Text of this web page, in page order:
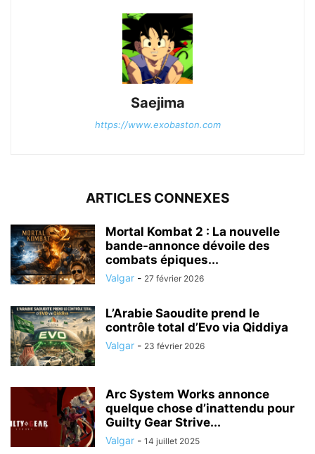
Saejima
https://www.exobaston.com
ARTICLES CONNEXES
Mortal Kombat 2 : La nouvelle
bande-annonce dévoile des
combats épiques...
Valgar - 27 février 2026
L’Arabie Saoudite prend le
contrôle total d’Evo via Qiddiya
Valgar - 23 février 2026
Arc System Works annonce
quelque chose d’inattendu pour
Guilty Gear Strive...
Valgar - 14 juillet 2025